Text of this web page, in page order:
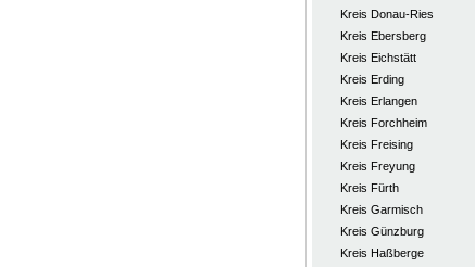
Kreis Donau-Ries
Kreis Ebersberg
Kreis Eichstätt
Kreis Erding
Kreis Erlangen
Kreis Forchheim
Kreis Freising
Kreis Freyung
Kreis Fürth
Kreis Garmisch
Kreis Günzburg
Kreis Haßberge